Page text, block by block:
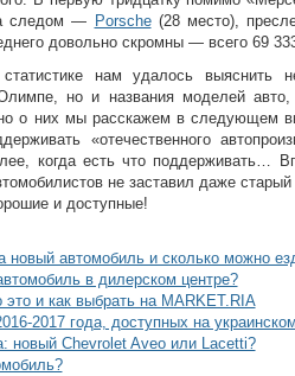
следом — Porsche(28 место),
довольно скромны — всего 69
нам удалось выяснить
но и названия моделей авто,
о них мы расскажем в следующем
«отечественного
когда есть что поддерживать…
не заставил даже
и доступные!
новый автомобиль и сколько можно
в дилерском центре?
и как выбрать на MARKET.RIA
2017 года, доступных на
новый Chevrolet Aveo или Lacetti?